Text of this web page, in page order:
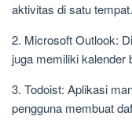
aktivitas di satu tempat.
2. Microsoft Outlook:
juga memiliki kalender
3. Todoist: Aplikasi
pengguna membuat